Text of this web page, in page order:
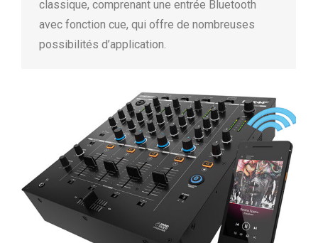
classique, comprenant une entrée Bluetooth
avec fonction cue, qui offre de nombreuses
possibilités d’application.